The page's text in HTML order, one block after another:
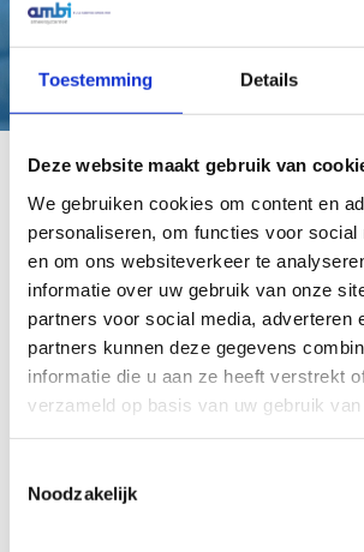
Toestemming Details
Deze website maakt gebruik van
We gebruiken cookies om content en
personaliseren, om functies voor social
en om ons websiteverkeer te
informatie over uw gebruik van onze
partners voor social media, adverteren
partners kunnen deze gegevens
informatie die u aan ze heeft verstrekt
verzameld op basis van uw gebruik van
Noodzakelijk
Gerelateerde producten
Retracta R3 RACR Premium